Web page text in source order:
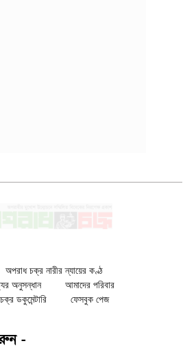
অপরাধ চক্র নারীর ন্যায়ের কণ্ঠ
অনুসন্ধান
আমাদের পরিবার
ডকুমেন্টারি
ফেসবুক পেজ
-